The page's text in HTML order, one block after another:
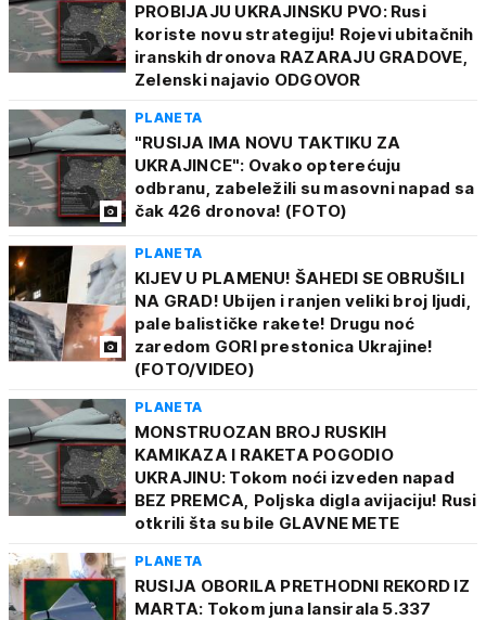
PROBIJAJU UKRAJINSKU PVO: Rusi
koriste novu strategiju! Rojevi ubitačnih
iranskih dronova RAZARAJU GRADOVE,
Zelenski najavio ODGOVOR
PLANETA
"RUSIJA IMA NOVU TAKTIKU ZA
UKRAJINCE": Ovako opterećuju
odbranu, zabeležili su masovni napad sa
čak 426 dronova! (FOTO)
PLANETA
KIJEV U PLAMENU! ŠAHEDI SE OBRUŠILI
NA GRAD! Ubijen i ranjen veliki broj ljudi,
pale balističke rakete! Drugu noć
zaredom GORI prestonica Ukrajine!
(FOTO/VIDEO)
PLANETA
MONSTRUOZAN BROJ RUSKIH
KAMIKAZA I RAKETA POGODIO
UKRAJINU: Tokom noći izveden napad
BEZ PREMCA, Poljska digla avijaciju! Rusi
otkrili šta su bile GLAVNE METE
PLANETA
RUSIJA OBORILA PRETHODNI REKORD IZ
MARTA: Tokom juna lansirala 5.337